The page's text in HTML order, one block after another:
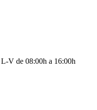
V de 08:00h a 16:00h